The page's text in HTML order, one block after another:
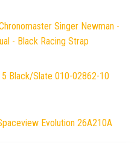
Singer Newman -
- Black Racing Strap
Black/Slate 010-02862-10
Evolution 26A210A